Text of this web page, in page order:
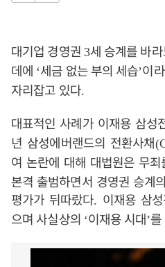
대기업 경영권 3세 승계를 바
데에 ‘세금 없는 부의 세습’이
자리잡고 있다.
대표적인 사례가 이재용 삼성
년 삼성에버랜드의 전환사채
여 논란에 대해 대법원은 무죄
본격 출범하면서 경영권 승계
평가가 뒤따랐다. 이재용 삼
으며 사실상의 ‘이재용 시대’